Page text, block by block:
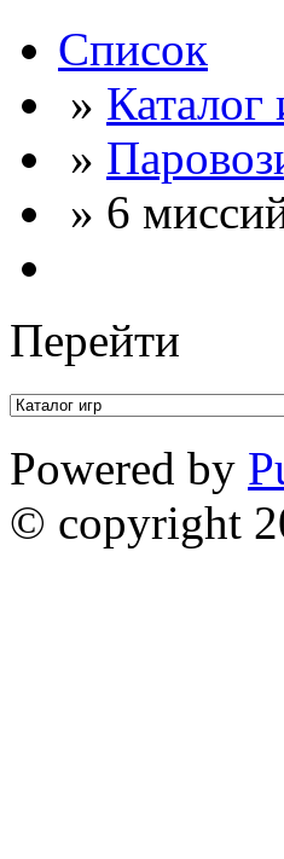
Список
» Каталог
»
» 6
Перейти
Powered by
© copyright